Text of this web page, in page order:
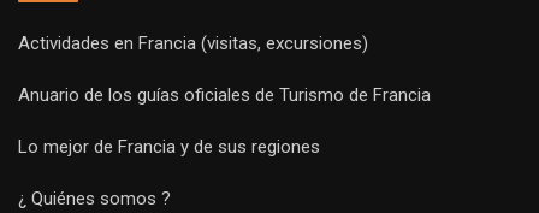
Actividades en Francia (visitas, excursiones)
Anuario de los guías oficiales de Turismo de Francia
Lo mejor de Francia y de sus regiones
¿ Quiénes somos ?